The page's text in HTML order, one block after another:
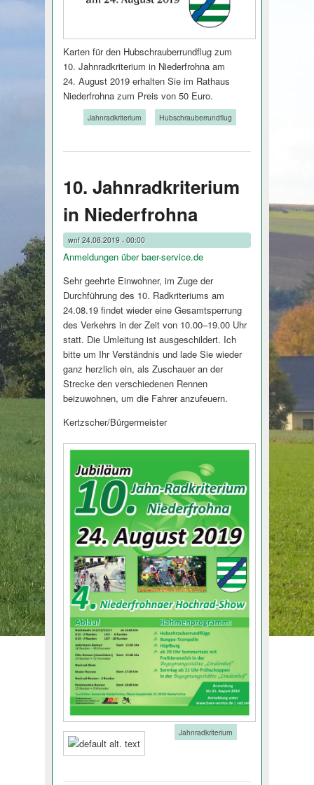
Karten für den Hubschrauberrun­dflug zum
10. Jahnradkri­terium in Niederfrohna am
24. August 2019 erhalten Sie im Rathaus
Niederfrohna zum Preis von 50 Euro.
Jahnradkriterium Hubschrauberrundflug
10. Jahnradkriterium
in Niederfrohna
wnf24.08.2019 - 00:00
Anmeldungen über baer-service.de
Sehr geehrte Einwohner, im Zuge der
Durchführung des 10. Radkriteriums am
24.08.19 findet wieder eine Gesamtsperrung
des Verkehrs in der Zeit von 10.00–19.00 Uhr
statt. Die Umleitung ist ausgeschildert. Ich
bitte um Ihr Verständnis und lade Sie wieder
ganz herzlich ein, als Zuschauer an der
Strecke den verschiedenen Rennen
beizuwohnen, um die Fahrer anzufeuern.
Kertzscher/Bürg­ermeister
Jahnradkriterium